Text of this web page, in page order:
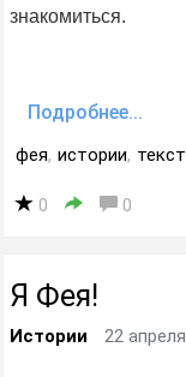
знакомиться.
Подробнее...
фея, истории, текст
0 0
Я Фея!
Истории 22